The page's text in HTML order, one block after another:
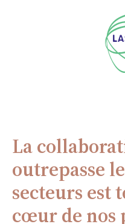
La
outrepasse
secteurs est
cœur de nos